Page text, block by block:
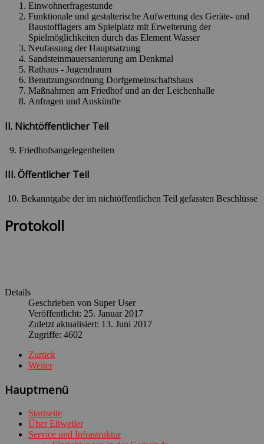
Einwohnerfragestunde
Funktionale und gestalterische Aufwertung des Geräte- und
Baustofflagers am Spielplatz mit Erweiterung der
Spielmöglichkeiten durch das Element Wasser
Neufassung der Hauptsatzung
Sandsteinmauersanierung am Denkmal
Rathaus - Jugendraum
Benutzungsordnung Dorfgemeinschaftshaus
Maßnahmen am Friedhof und an der Leichenhalle
Anfragen und Auskünfte
II. Nichtöffentlicher Teil
9. Friedhofsangelegenheiten
III. Öffentlicher Teil
10. Bekanntgabe der im nichtöffentlichen Teil gefassten Beschlüsse
Protokoll
Details
Geschrieben von Super User
Veröffentlicht: 25. Januar 2017
Zuletzt aktualisiert: 13. Juni 2017
Zugriffe: 4602
Zurück
Weiter
Hauptmenü
Startseite
Über Eßweiler
Service und Infrastruktur